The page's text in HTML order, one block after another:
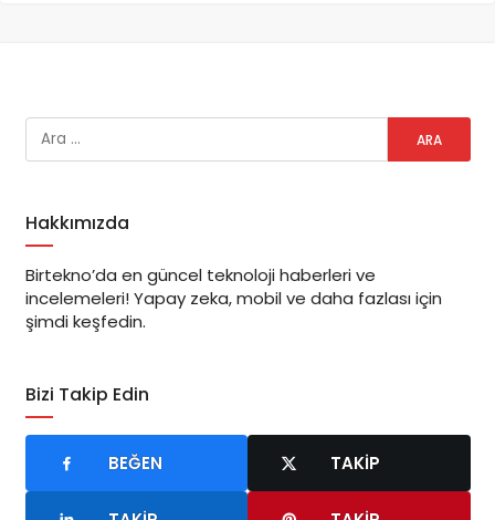
Hakkımızda
Birtekno’da en güncel teknoloji haberleri ve
incelemeleri! Yapay zeka, mobil ve daha fazlası için
şimdi keşfedin.
Bizi Takip Edin
BEĞEN TAKIP